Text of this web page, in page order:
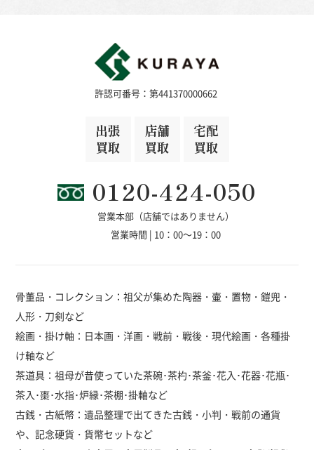
許認可番号：第441370000662
出張
買取
店舗
買取
宅配
買取
0120-424-050
営業本部（店舗ではありません）
営業時間 | 10：00～19：00
骨董品・コレクション：祖父が集めた陶器・壷・置物・鎧兜・
人形・刀剣など
絵画・掛け軸：日本画・洋画・戦前・戦後・現代絵画・各種掛
け軸など
茶道具：祖母が昔使っていた茶碗･茶杓･茶釜･花入･花器･花瓶･
茶入･棗･水指･炉縁･茶棚･掛軸など
古銭・古紙幣：遺品整理で出てきた古銭・小判・戦前の通貨
や、記念硬貨・貨幣セットなど